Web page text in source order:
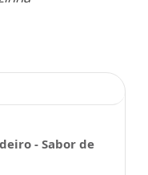
- Sabor de